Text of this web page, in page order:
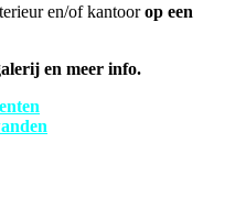
en/of kantoorop een
en meer info.